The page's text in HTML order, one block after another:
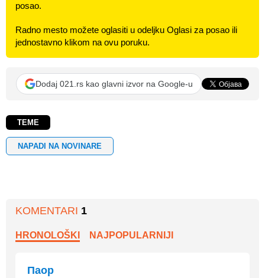
posao.
Radno mesto možete oglasiti u odeljku Oglasi za posao ili
jednostavno klikom na ovu poruku.
Dodaj 021.rs kao glavni izvor na Google-u
TEME
NAPADI NA NOVINARE
KOMENTARI 1
HRONOLOŠKI NAJPOPULARNIJI
Паор